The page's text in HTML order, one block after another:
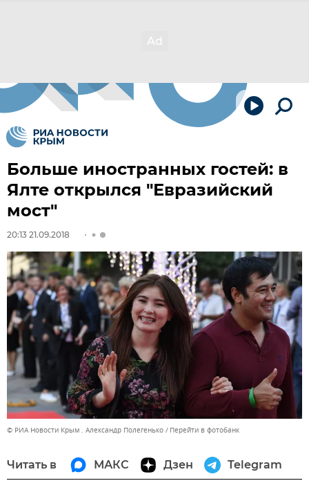
Больше иностранных гостей: в
Ялте открылся "Евразийский
мост"
20:13 21.09.2018
© РИА Новости Крым . Александр Полегенько Перейти в фотобанк
Читать в МАКС Дзен Telegram